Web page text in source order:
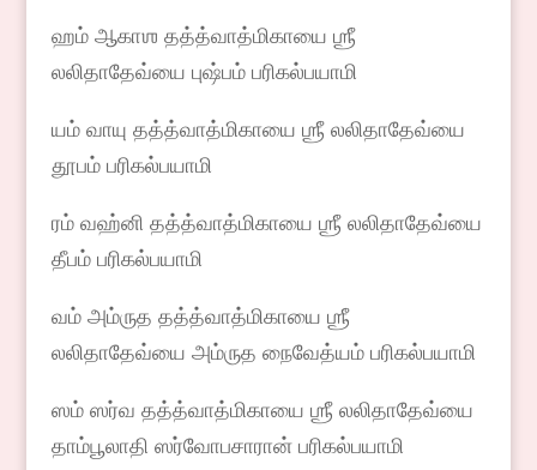
ஹம் ஆகாஶ தத்த்வாத்மிகாயை ஶ்ரீ
லலிதாதேவ்யை புஷ்பம் பரிகல்பயாமி
யம் வாயு தத்த்வாத்மிகாயை ஶ்ரீ லலிதாதேவ்யை
தூபம் பரிகல்பயாமி
ரம் வஹ்னி தத்த்வாத்மிகாயை ஶ்ரீ லலிதாதேவ்யை
தீபம் பரிகல்பயாமி
வம் அம்ருத தத்த்வாத்மிகாயை ஶ்ரீ
லலிதாதேவ்யை அம்ருத நைவேத்யம் பரிகல்பயாமி
ஸம் ஸர்வ தத்த்வாத்மிகாயை ஶ்ரீ லலிதாதேவ்யை
தாம்பூலாதி ஸர்வோபசாரான் பரிகல்பயாமி